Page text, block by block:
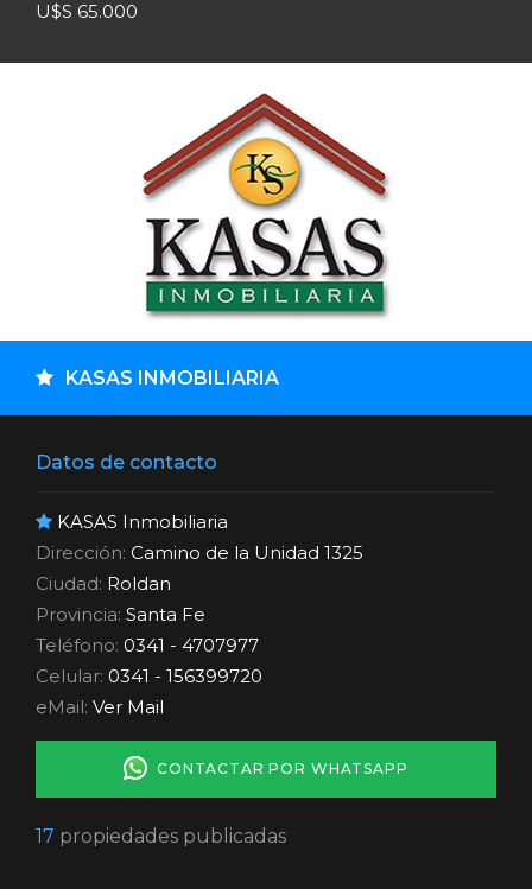
U$S 65.000
KASAS INMOBILIARIA
Datos de contacto
KASAS Inmobiliaria
Dirección: Camino de la Unidad 1325
Ciudad: Roldan
Provincia: Santa Fe
Teléfono: 0341 - 4707977
Celular: 0341 - 156399720
eMail: Ver Mail
CONTACTAR POR WHATSAPP
17 propiedades publicadas